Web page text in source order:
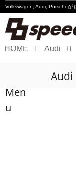
Volkswagen, Audi, Porscheが
HOME Audi
Men
u
Audi